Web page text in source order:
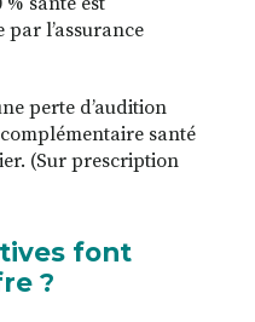
l’assurance
perte d’audition
santé
(Sur prescription
font
?